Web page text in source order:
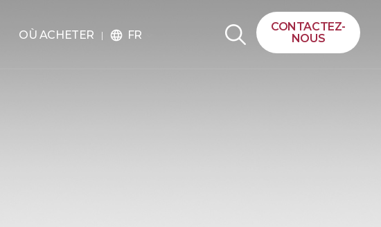
OÙ ACHETER language FR
CONTACTEZ-
NOUS